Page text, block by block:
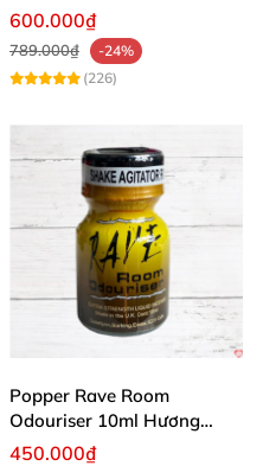
cho dân chơi
600.000₫
789.000₫
-24%
(226)
Popper Rave Room
Odouriser 10ml Hương
Thơm Mạnh Mẽ, Giá Tốt
450.000₫